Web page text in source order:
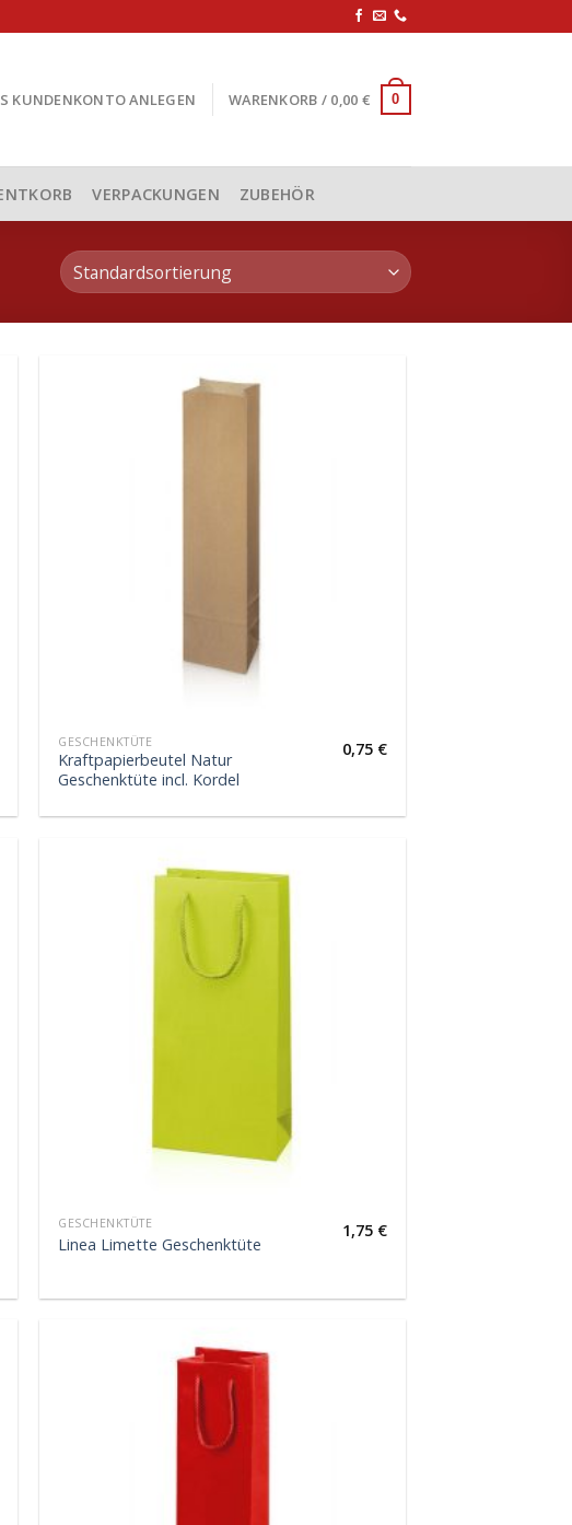
KUNDENKONTO ANLEGEN WARENKORB / 0,00 € 0
VERPACKUNGEN ZUBEHÖR
GESCHENKTÜTE
Kraftpapierbeutel Natur
Geschenktüte incl. Kordel
0,75 €
GESCHENKTÜTE
Linea Limette Geschenktüte
1,75 €